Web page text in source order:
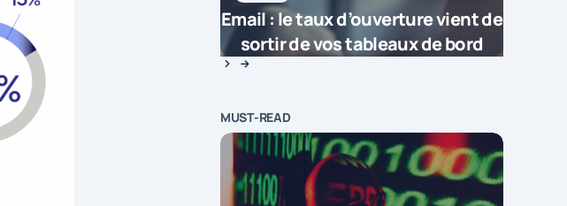
Email : le taux d’ouverture vient de
sortir de vos tableaux de bord
MUST-READ